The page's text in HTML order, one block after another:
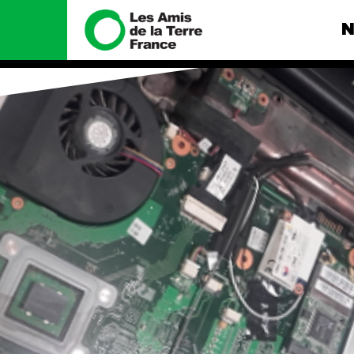
Nous connaître
Histoire
Manifeste
Missions et méthodes
Valeurs
Équipes et
fonctionnement
Le réseau dans le monde
Nos alliés
Je soutiens les Amis de la
Terre
Nos
Total, rendez-
tribunal
Gaz « naturel
enfumage
Mode : une
destructrice
Gaz au
violence
Nos autres